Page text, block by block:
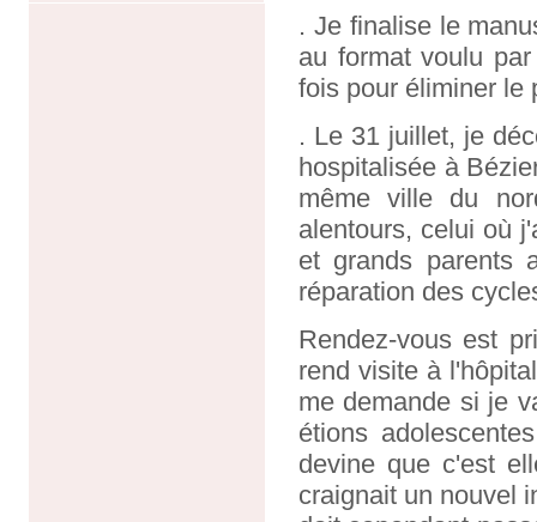
. Je finalise le
au format voulu
fois pour éliminer le
. Le 31 juillet, je
hospitalisée à
même ville du
alentours, celui où
et grands parents
réparation des
Rendez-vous est
rend visite à
me demande si je
étions
devine que c'est
craignait un nouvel